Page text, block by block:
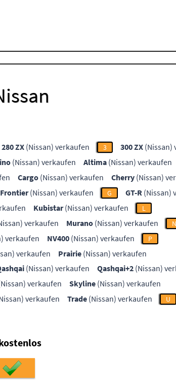
280 ZX (Nissan) verkaufen 3 300 ZX (Nissan)
(Nissan) verkaufen Altima (Nissan) verkaufen
Cargo (Nissan) verkaufen Cherry (Nissan)
Frontier(Nissan) verkaufen G GT-R (Nissan)
Kubistar(Nissan) verkaufen L
verkaufen Murano (Nissan) verkaufen N
verkaufen NV400 (Nissan) verkaufen P
verkaufen Prairie (Nissan) verkaufen
(Nissan) verkaufen Qashqai+2 (Nissan)
verkaufen Skyline (Nissan) verkaufen
verkaufen Trade (Nissan) verkaufen U